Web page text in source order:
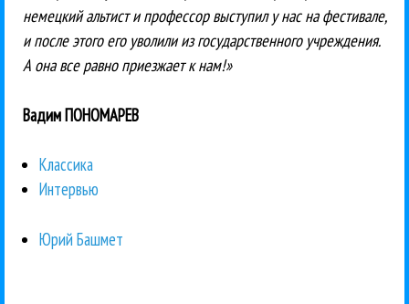
немецкий альтист и профессор выступил у нас на фестивале,
и после этого его уволили из государственного учреждения.
А она все равно приезжает к нам!»
Вадим ПОНОМАРЕВ
Классика
Интервью
Юрий Башмет